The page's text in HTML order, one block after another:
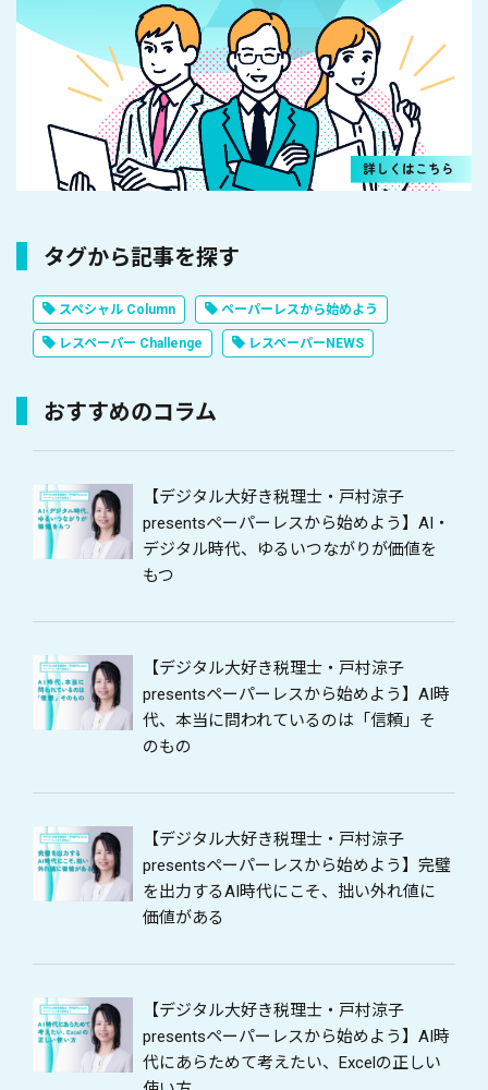
タグから記事を探す
スペシャル Column ペーパーレスから始めよう
レスペーパー Challenge レスペーパーNEWS
おすすめのコラム
【デジタル大好き税理士・戸村涼子
presentsペーパーレスから始めよう】AI・
デジタル時代、ゆるいつながりが価値を
もつ
【デジタル大好き税理士・戸村涼子
presentsペーパーレスから始めよう】AI時
代、本当に問われているのは「信頼」そ
のもの
【デジタル大好き税理士・戸村涼子
presentsペーパーレスから始めよう】完璧
を出力するAI時代にこそ、拙い外れ値に
価値がある
【デジタル大好き税理士・戸村涼子
presentsペーパーレスから始めよう】AI時
代にあらためて考えたい、Excelの正しい